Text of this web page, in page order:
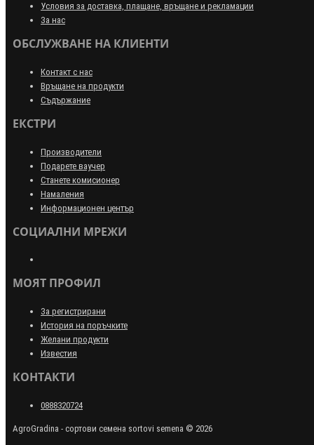
Условия за доставка, плащане, връщане и рекламации
За нас
ОБСЛУЖВАНЕ НА КЛИЕНТИ
Контакт с нас
Връщане на продукти
Съдържание
ЕКСТРИ
Производители
Подарете ваучер
Станете комисионер
Намаления
Информационен център
СОЦИАЛНИ МРЕЖИ
МОЯТ ПРОФИЛ
За регистрирани
История на поръчките
Желани продукти
Известия
КОНТАКТИ
0888320724
AgroGradina - сортови семена sortovi semena © 2026